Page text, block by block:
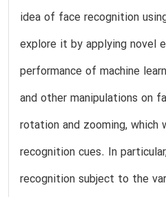
idea of face recognition
explore it by applying novel
performance of machine
and other manipulations on
rotation and zooming, which
recognition cues. In
recognition subject to the